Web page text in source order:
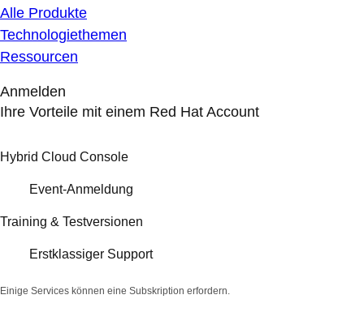
Alle Produkte
Technologiethemen
Ressourcen
Anmelden
Ihre Vorteile mit einem Red Hat Account
Hybrid Cloud Console
Event-Anmeldung
Training & Testversionen
Erstklassiger Support
Einige Services können eine Subskription erfordern.